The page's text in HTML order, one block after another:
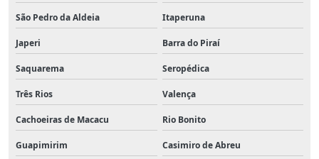
São Pedro da Aldeia Itaperuna
Japeri Barra do Piraí
Saquarema Seropédica
Três Rios Valença
Cachoeiras de Macacu Rio Bonito
Guapimirim Casimiro de Abreu